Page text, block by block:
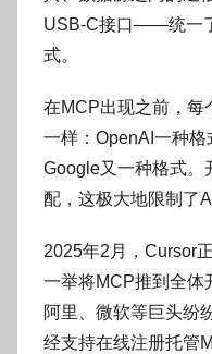
USB-C接口——统一
式。
在MCP出现之前，每
一样：OpenAI一种格
Google又一种格式。
配，这极大地限制了
2025年2月，Cursor
一举将MCP推到全体
阿里、微软等巨头纷
经支持在线注册托管